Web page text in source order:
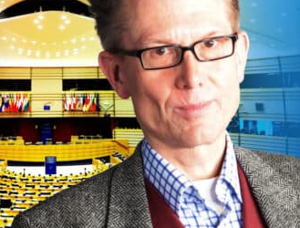
Die Bundesregierung und
halten die Wähler für
Stimmung wegen der von
verübten Anschläge
Flüge vor der[...]